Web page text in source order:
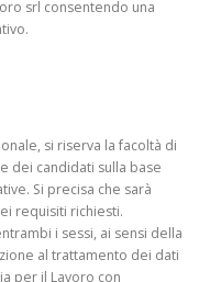
srl consentendo una
si riserva la facoltà di
dei candidati sulla base
Si precisa che sarà
requisiti richiesti.
i sessi, ai sensi della
al trattamento dei dati
per il Lavoro con